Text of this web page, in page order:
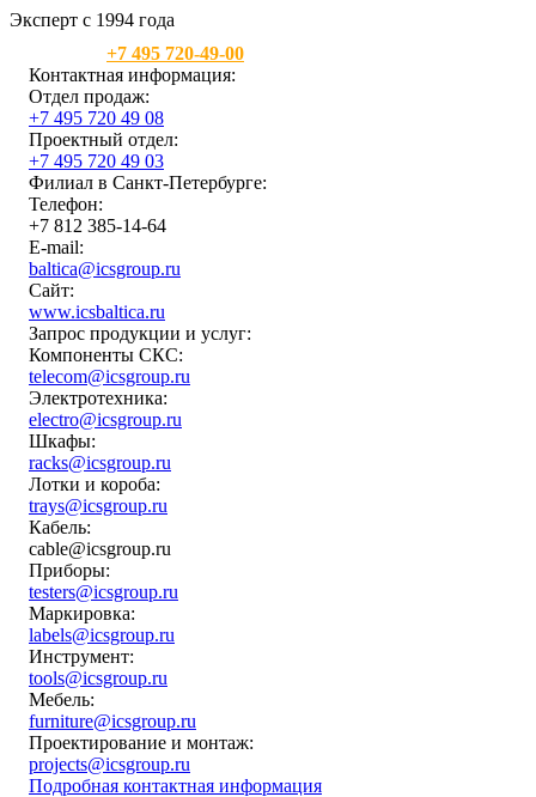
Эксперт с 1994 года
+7 495 720-49-00
Контактная информация:
Отдел продаж:
+7 495 720 49 08
Проектный отдел:
+7 495 720 49 03
Филиал в Санкт-Петербурге:
Телефон:
+7 812 385-14-64
E-mail:
baltica@icsgroup.ru
Сайт:
www.icsbaltica.ru
Запрос продукции и услуг:
Компоненты СКС:
telecom@icsgroup.ru
Электротехника:
electro@icsgroup.ru
Шкафы:
racks@icsgroup.ru
Лотки и короба:
trays@icsgroup.ru
Кабель:
cable@icsgroup.ru
Приборы:
testers@icsgroup.ru
Маркировка:
labels@icsgroup.ru
Инструмент:
tools@icsgroup.ru
Мебель:
furniture@icsgroup.ru
Проектирование и монтаж:
projects@icsgroup.ru
Подробная контактная информация